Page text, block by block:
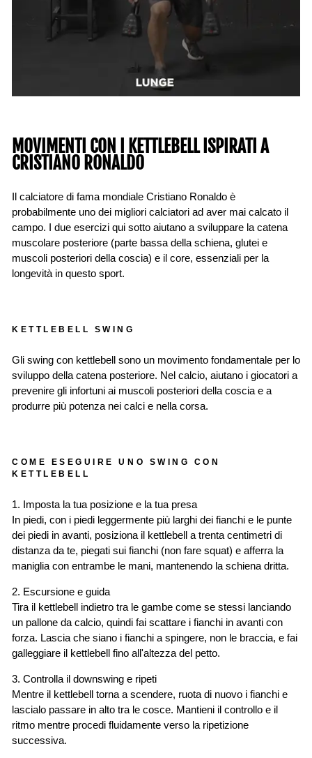
MOVIMENTI CON I KETTLEBELL ISPIRATI A
CRISTIANO RONALDO
Il calciatore di fama mondiale Cristiano Ronaldo è
probabilmente uno dei migliori calciatori ad aver mai calcato il
campo. I due esercizi qui sotto aiutano a sviluppare la catena
muscolare posteriore (parte bassa della schiena, glutei e
muscoli posteriori della coscia) e il core, essenziali per la
longevità in questo sport.
KETTLEBELL SWING
Gli swing con kettlebell sono un movimento fondamentale per lo
sviluppo della catena posteriore. Nel calcio, aiutano i giocatori a
prevenire gli infortuni ai muscoli posteriori della coscia e a
produrre più potenza nei calci e nella corsa.
COME ESEGUIRE UNO SWING CON
KETTLEBELL
1. Imposta la tua posizione e la tua presa
In piedi, con i piedi leggermente più larghi dei fianchi e le punte
dei piedi in avanti, posiziona il kettlebell a trenta centimetri di
distanza da te, piegati sui fianchi (non fare squat) e afferra la
maniglia con entrambe le mani, mantenendo la schiena dritta.
2. Escursione e guida
Tira il kettlebell indietro tra le gambe come se stessi lanciando
un pallone da calcio, quindi fai scattare i fianchi in avanti con
forza. Lascia che siano i fianchi a spingere, non le braccia, e fai
galleggiare il kettlebell fino all'altezza del petto.
3. Controlla il downswing e ripeti
Mentre il kettlebell torna a scendere, ruota di nuovo i fianchi e
lascialo passare in alto tra le cosce. Mantieni il controllo e il
ritmo mentre procedi fluidamente verso la ripetizione
successiva.